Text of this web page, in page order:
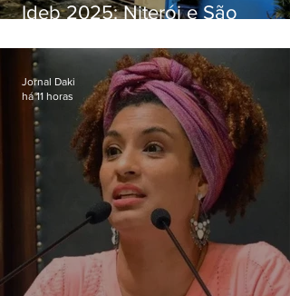
Ideb 2025: Niterói e São
distintos no ensino médio; veja
Jornal Daki
há 11 horas